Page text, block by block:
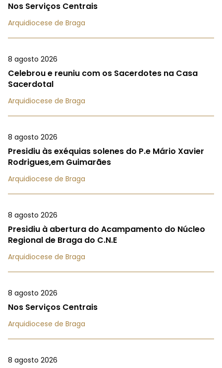
Nos Serviços Centrais
Arquidiocese de Braga
8 agosto 2026
Celebrou e reuniu com os Sacerdotes na Casa
Sacerdotal
Arquidiocese de Braga
8 agosto 2026
Presidiu às exéquias solenes do P.e Mário Xavier
Rodrigues,em Guimarães
Arquidiocese de Braga
8 agosto 2026
Presidiu à abertura do Acampamento do Núcleo
Regional de Braga do C.N.E
Arquidiocese de Braga
8 agosto 2026
Nos Serviços Centrais
Arquidiocese de Braga
8 agosto 2026